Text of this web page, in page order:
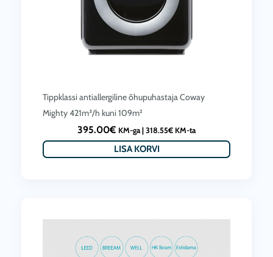
Tippklassi antiallergiline õhupuhastaja Coway
Mighty 421m³/h kuni 109m²
395.00€ KM-ga | 318.55€ KM-ta
LISA KORVI